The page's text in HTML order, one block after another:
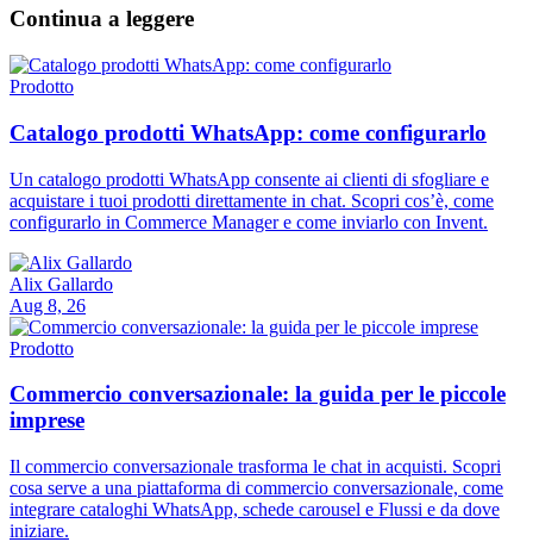
Continua a leggere
Prodotto
Catalogo prodotti WhatsApp: come configurarlo
Un catalogo prodotti WhatsApp consente ai clienti di sfogliare e
acquistare i tuoi prodotti direttamente in chat. Scopri cos’è, come
configurarlo in Commerce Manager e come inviarlo con Invent.
Alix Gallardo
Aug 8, 26
Prodotto
Commercio conversazionale: la guida per le piccole
imprese
Il commercio conversazionale trasforma le chat in acquisti. Scopri
cosa serve a una piattaforma di commercio conversazionale, come
integrare cataloghi WhatsApp, schede carousel e Flussi e da dove
iniziare.